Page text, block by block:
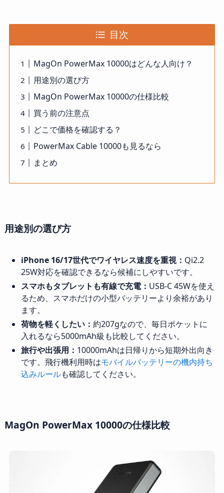
目次
MagOn PowerMax 10000はどんな人向け？
用途別の選び方
MagOn PowerMax 10000の仕様比較
買う前の注意点
どこで価格を確認する？
PowerMax Cable 10000も見るなら
まとめ
用途別の選び方
iPhone 16/17世代でワイヤレス速度を重視： Qi2.2
25W対応を確認できるなら候補にしやすいです。
スマホもタブレットも有線で充電： USB-C 45Wを使え
るため、スマホだけの小型バッテリーより余裕があり
ます。
荷物を軽くしたい： 約207gなので、毎日ポケットに
入れるなら5000mAh級も比較してください。
旅行や出張用： 10000mAhは日帰りから短期外出向き
です。飛行機利用時はモバイルバッテリーの機内持ち
込みルールも確認してください。
MagOn PowerMax 10000の仕様比較